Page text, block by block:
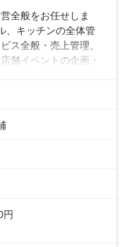
全般をお任せしま
キッチンの全体管
ス全般・売上管理、
舗イベントの企画・
せしますので、徐々
レストランでは、
ます。配膳ロボット
た、配膳ロボットに
ン）の取り組みを進
円